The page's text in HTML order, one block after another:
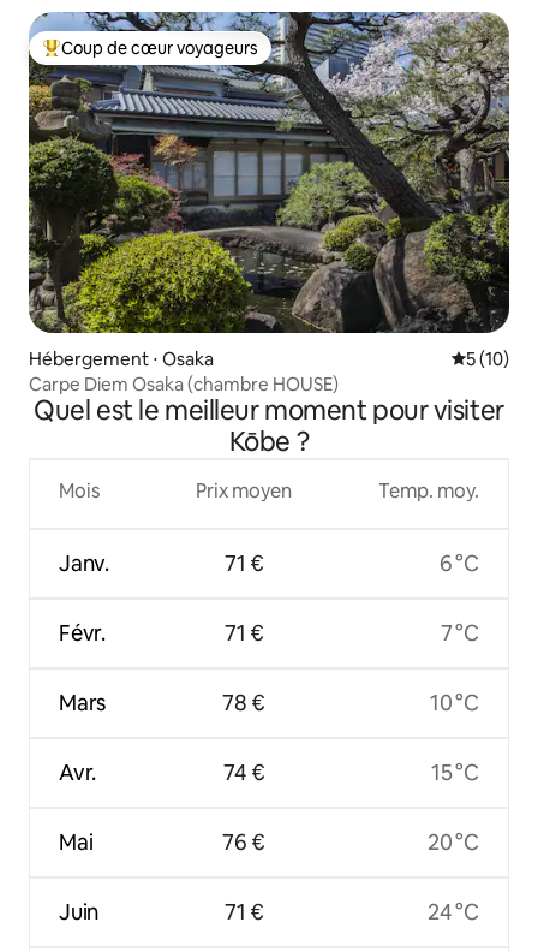
de la station Hankyu Hanakuma / Recommandée pour les
séjours de longue durée
Coups de cœur voyageurs les plus appréciés
Coup de cœur voyageurs
Hébergement ⋅ Osaka
5 (10)
Carpe Diem Osaka (chambre HOUSE)
Quel est le meilleur moment pour visiter
Kōbe ?
Mois
Janv.
Févr.
Mars
Avr.
Mai
Juin
Prix moyen
71 €
71 €
78 €
74 €
76 €
71 €
Temp. moy.
6 °C
7 °C
10 °C
15 °C
20 °C
24 °C